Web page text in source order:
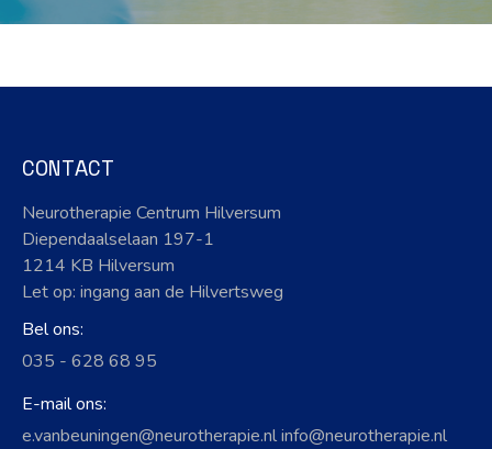
CONTACT
Neurotherapie Centrum Hilversum
Diependaalselaan 197-1
1214 KB Hilversum
Let op: ingang aan de Hilvertsweg
Bel ons:
035 - 628 68 95
E-mail ons:
e.vanbeuningen@neurotherapie.nl info@neurotherapie.nl